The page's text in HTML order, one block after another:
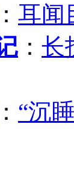
： 耳闻
： 长
： “沉